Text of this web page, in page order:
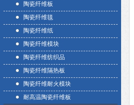
陶瓷纤维板
陶瓷纤维毯
陶瓷纤维纸
陶瓷纤维模块
陶瓷纤维纺织品
陶瓷纤维隔热板
陶瓷纤维耐火模块
耐高温陶瓷纤维板